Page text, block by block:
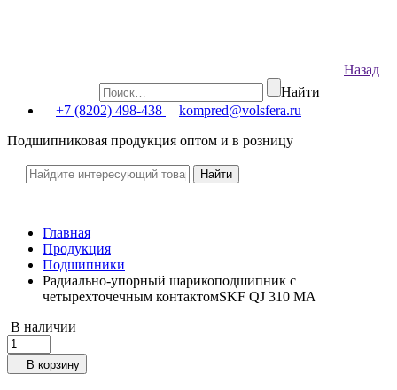
Назад
Найти
+7 (8202) 498-438
kompred@volsfera.ru
Подшипниковая продукция оптом и в розницу
Главная
Продукция
Подшипники
Радиально-упорный шарикоподшипник с
четырехточечным контактомSKF QJ 310 MA
В наличии
В корзину